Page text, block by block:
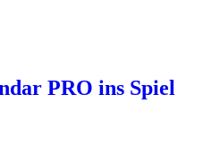
PRO ins Spiel